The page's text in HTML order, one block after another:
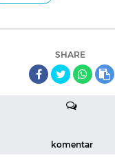
SHARE
komentar